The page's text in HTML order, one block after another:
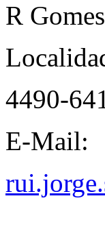
R
4490-
E-Mail: